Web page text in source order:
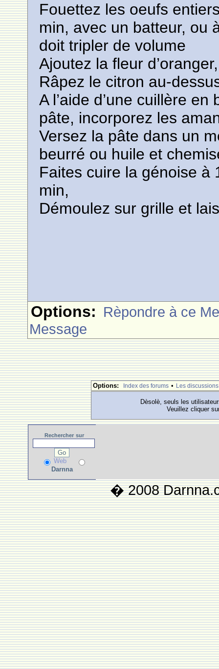
Fouettez les oeufs
min, avec un batteur, ou
doit tripler de volume
Ajoutez la fleur
Râpez le citron au-
A l’aide d’une cuillère
pâte, incorporez les
Versez la pâte dans un
beurré ou huile et
Faites cuire la génoise à
min,
Démoulez sur grille et
Options: Rèpondre à ce
Message
Options: Index des forums • Les discussions
Dèsolè, seuls les
Veuillez cliquer
Rechercher sur
Web
Darnna
� 2008